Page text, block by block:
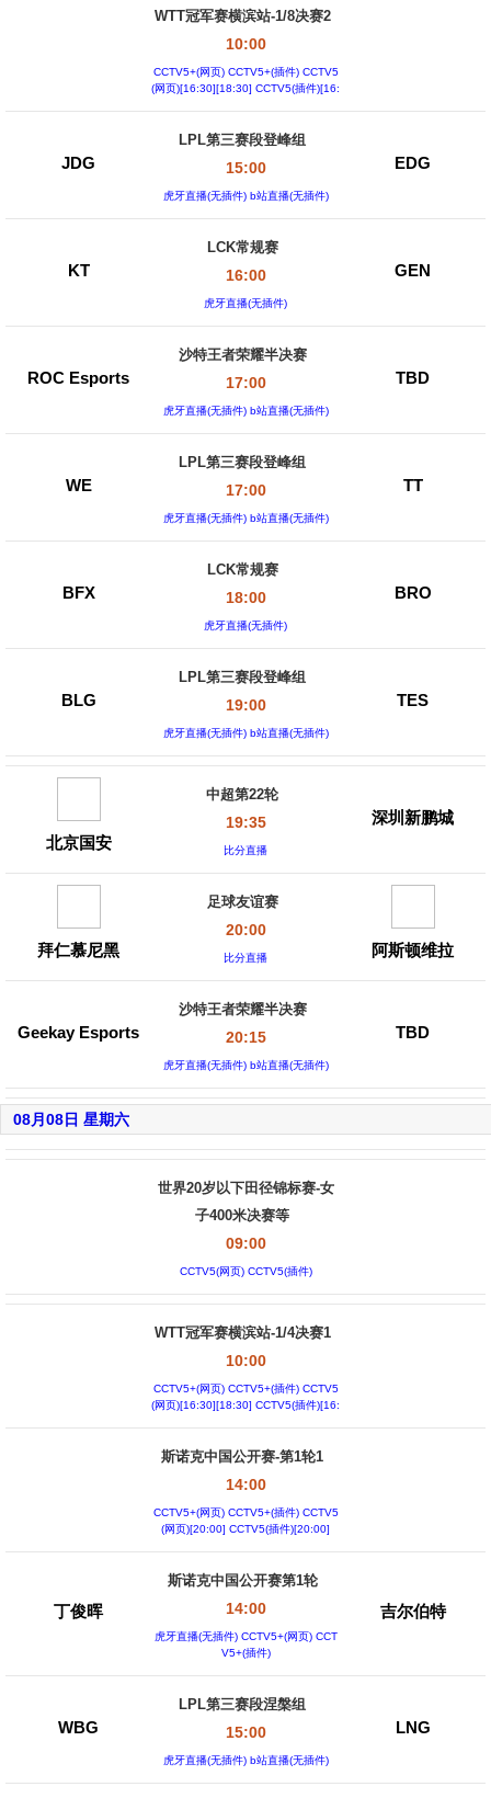
WTT冠军赛横滨站-1/8决赛2
10:00
CCTV5+(网页) CCTV5+(插件) CCTV5
(网页)[16:30][18:30] CCTV5(插件)[16:
JDG
LPL第三赛段登峰组
15:00
虎牙直播(无插件) b站直播(无插件)
EDG
KT
LCK常规赛
16:00
虎牙直播(无插件)
GEN
ROC Esports
沙特王者荣耀半决赛
17:00
虎牙直播(无插件) b站直播(无插件)
TBD
WE
LPL第三赛段登峰组
17:00
虎牙直播(无插件) b站直播(无插件)
TT
BFX
LCK常规赛
18:00
虎牙直播(无插件)
BRO
BLG
LPL第三赛段登峰组
19:00
虎牙直播(无插件) b站直播(无插件)
TES
北京国安
中超第22轮
19:35
比分直播
深圳新鹏城
拜仁慕尼黑
足球友谊赛
20:00
比分直播 阿斯顿维拉
Geekay Esports
沙特王者荣耀半决赛
20:15
虎牙直播(无插件) b站直播(无插件)
TBD
08月08日 星期六
世界20岁以下田径锦标赛-女
子400米决赛等
09:00
CCTV5(网页) CCTV5(插件)
WTT冠军赛横滨站-1/4决赛1
10:00
CCTV5+(网页) CCTV5+(插件) CCTV5
(网页)[16:30][18:30] CCTV5(插件)[16:
斯诺克中国公开赛-第1轮1
14:00
CCTV5+(网页) CCTV5+(插件) CCTV5
(网页)[20:00] CCTV5(插件)[20:00]
丁俊晖
斯诺克中国公开赛第1轮
14:00
虎牙直播(无插件) CCTV5+(网页) CCT
V5+(插件)
吉尔伯特
WBG
LPL第三赛段涅槃组
15:00
虎牙直播(无插件) b站直播(无插件)
LNG